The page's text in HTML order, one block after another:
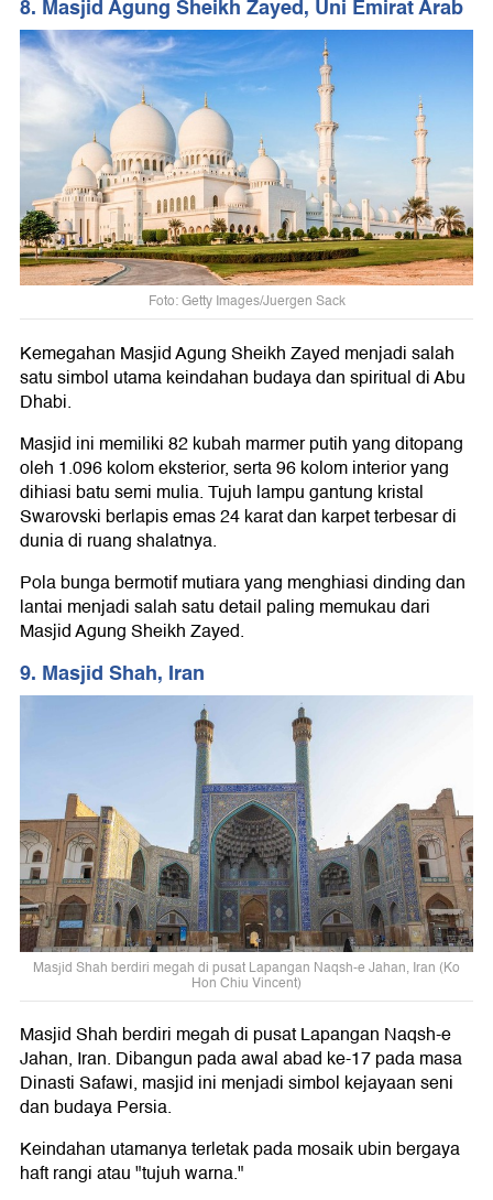
8. Masjid Agung Sheikh Zayed, Uni Emirat Arab
Foto: Getty Images/Juergen Sack
Kemegahan Masjid Agung Sheikh Zayed menjadi salah
satu simbol utama keindahan budaya dan spiritual di Abu
Dhabi.
Masjid ini memiliki 82 kubah marmer putih yang ditopang
oleh 1.096 kolom eksterior, serta 96 kolom interior yang
dihiasi batu semi mulia. Tujuh lampu gantung kristal
Swarovski berlapis emas 24 karat dan karpet terbesar di
dunia di ruang shalatnya.
Pola bunga bermotif mutiara yang menghiasi dinding dan
lantai menjadi salah satu detail paling memukau dari
Masjid Agung Sheikh Zayed.
9. Masjid Shah, Iran
Masjid Shah berdiri megah di pusat Lapangan Naqsh-e Jahan, Iran (Ko
Hon Chiu Vincent)
Masjid Shah berdiri megah di pusat Lapangan Naqsh-e
Jahan, Iran. Dibangun pada awal abad ke-17 pada masa
Dinasti Safawi, masjid ini menjadi simbol kejayaan seni
dan budaya Persia.
Keindahan utamanya terletak pada mosaik ubin bergaya
haft rangi atau "tujuh warna."